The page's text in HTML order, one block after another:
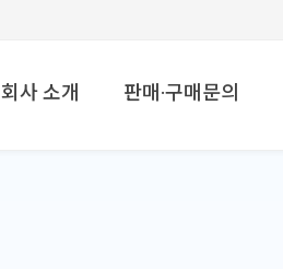
회사 소개 판매·구매문의